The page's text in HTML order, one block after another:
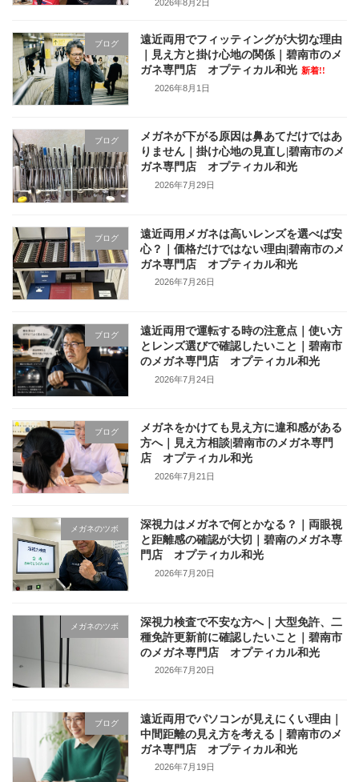
2026年8月2日
ブログ
遠近両用でフィッティングが大切な理由
｜見え方と掛け心地の関係｜碧南市のメ
ガネ専門店 オプティカル和光 新着!!
2026年8月1日
ブログ
メガネが下がる原因は鼻あてだけではあ
りません｜掛け心地の見直し|碧南市のメ
ガネ専門店 オプティカル和光
2026年7月29日
ブログ
遠近両用メガネは高いレンズを選べば安
心？｜価格だけではない理由|碧南市のメ
ガネ専門店 オプティカル和光
2026年7月26日
ブログ
遠近両用で運転する時の注意点｜使い方
とレンズ選びで確認したいこと｜碧南市
のメガネ専門店 オプティカル和光
2026年7月24日
ブログ
メガネをかけても見え方に違和感がある
方へ｜見え方相談|碧南市のメガネ専門
店 オプティカル和光
2026年7月21日
メガネのツボ
深視力はメガネで何とかなる？｜両眼視
と距離感の確認が大切｜碧南のメガネ専
門店 オプティカル和光
2026年7月20日
メガネのツボ
深視力検査で不安な方へ｜大型免許、二
種免許更新前に確認したいこと｜碧南市
のメガネ専門店 オプティカル和光
2026年7月20日
ブログ
遠近両用でパソコンが見えにくい理由｜
中間距離の見え方を考える｜碧南市のメ
ガネ専門店 オプティカル和光
2026年7月19日